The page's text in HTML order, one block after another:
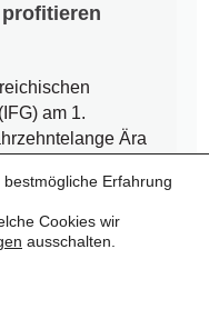
am 1.
Ära
auf Zugang zu
auf kommunaler
Erfahrung
Cookies wir
ausschalten.